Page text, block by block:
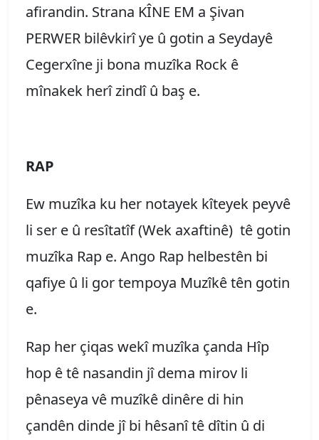
afirandin. Strana KÎNE EM a Şivan
PERWER bilêvkirî ye û gotin a Seydayê
Cegerxîne ji bona muzîka Rock ê
mînakek herî zindî û baş e.
RAP
Ew muzîka ku her notayek kîteyek peyvê
li ser e û resîtatîf (Wek axaftinê) tê gotin
muzîka Rap e. Ango Rap helbestên bi
qafiye û li gor tempoya Muzîkê tên gotin
e.
Rap her çiqas wekî muzîka çanda Hîp
hop ê tê nasandin jî dema mirov li
pênaseya vê muzîkê dinêre di hin
çandên dinde jî bi hêsanî tê dîtin û di